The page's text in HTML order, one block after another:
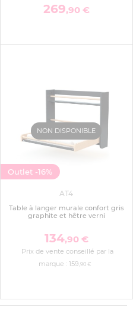
269,90 €
NON DISPONIBLE
Outlet -16%
AT4
Table à langer murale confort gris
graphite et hêtre verni
134,90 €
Prix de vente conseillé par la
marque :159 ,90 €